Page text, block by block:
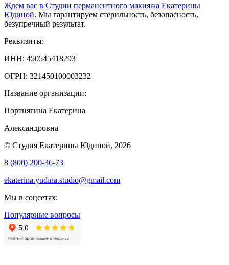
Ждем вас в Студии перманентного макияжа Екатерины
Юдиной. Мы гарантируем стерильность, безопасность,
безупречный результат.
Реквизиты:
ИНН: 450545418293
ОГРН: 321450100003232
Название организации:
Портнягина Екатерина
Александровна
© Студия Екатерины Юдиной, 2026
8 (800) 200-36-73
ekaterina.yudina.studio@gmail.com
Мы в соцсетях:
Популярные вопросы